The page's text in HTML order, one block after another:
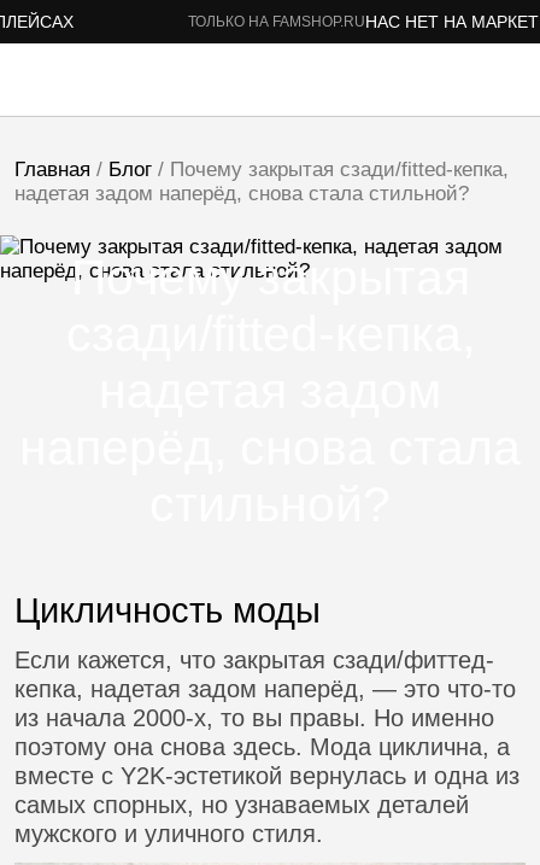
ТОЛЬКО НА FAMSHOP.RUНАС НЕТ НА
Главная / Блог/ Почему закрытая сзади/fitted-кепка,
надетая задом наперёд, снова стала стильной?
Почему закрытая
Цикличность моды
Если кажется, что закрытая сзади/фиттед-
кепка, надетая задом наперёд, — это что-то
из начала 2000-х, то вы правы. Но именно
поэтому она снова здесь. Мода циклична, а
вместе с Y2K-эстетикой вернулась и одна из
самых спорных, но узнаваемых деталей
мужского и уличного стиля.